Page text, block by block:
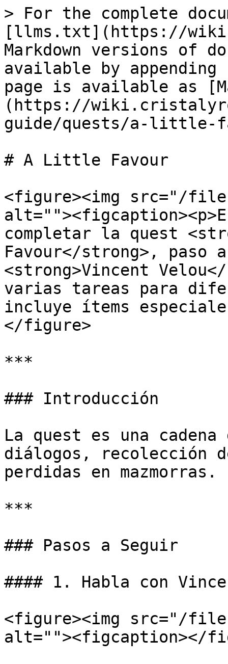
> For the complete
[llms.txt](https://
Markdown versions of
available by
page is available as
(https://
guide/quests/a-little-
# A Little Favour
<figure><img src="/
completar la quest
Favour</strong>, paso
<strong>Vincent
varias tareas para
incluye ítems
</figure>
***
### Introducción
La quest es una
diálogos, recolección
perdidas en mazmorras.
***
### Pasos a Seguir
#### 1. Habla con
<figure><img src="/files/
alt=""><figcaption></